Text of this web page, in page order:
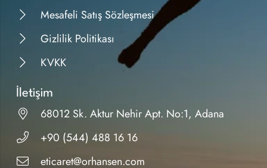
Mesafeli Satış Sözleşmesi
Gizlilik Politikası
KVKK
İletişim
68012 Sk. Aktur Nehir Apt. No:1, Adana
+90 (544) 488 16 16
eticaret@orhansen.com